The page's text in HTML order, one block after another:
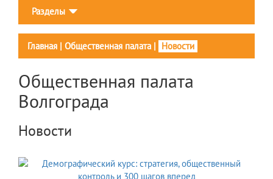
Разделы
Главная | Общественная палата | Новости
Общественная палата
Волгограда
Новости